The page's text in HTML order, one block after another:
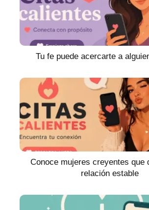
Tu fe puede acercarte a
Conoce mujeres creyentes que
relación estable